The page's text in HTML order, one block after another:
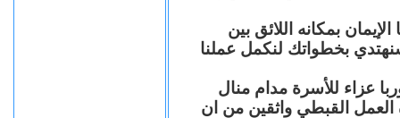
بمكانه اللائق بين
بخطواتك لنكمل عملنا
عزاء للأسرة مدام منال
العمل القبطي واثقين من ان